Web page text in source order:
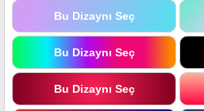
Bu Dizaynı Seç
Bu Dizaynı Seç
Bu Dizaynı Seç